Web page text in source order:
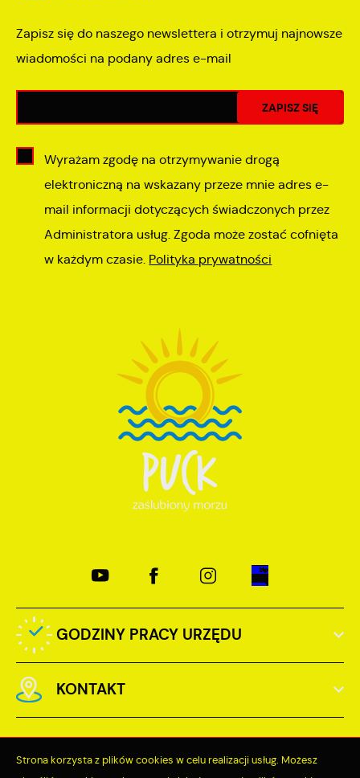
Zapisz się do naszego newslettera i otrzymuj najnowsze
wiadomości na podany adres e-mail
Wyrażam zgodę na otrzymywanie drogą
elektroniczną na wskazany przeze mnie adres e-
mail informacji dotyczących świadczonych przez
Administratora usług. Zgoda może zostać cofnięta
w każdym czasie. Polityka prywatności
GODZINY PRACY URZĘDU
KONTAKT
Strona korzysta z plików cookies w celu realizacji usług. Możesz